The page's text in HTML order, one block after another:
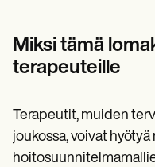
Miksi tämä
terapeuteille
Terapeutit, muiden
joukossa, voivat hyötyä